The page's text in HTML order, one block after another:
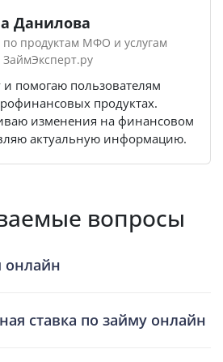
Данилова
по продуктам МФО и услугам
ЗаймЭксперт.ру
помогаю пользователям
продуктах.
изменения на финансовом
актуальную информацию.
вопросы
онлайн
ставка по займу онлайн